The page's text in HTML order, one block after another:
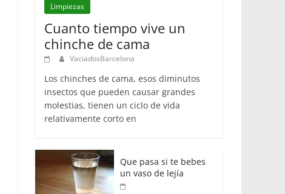
Limpiezas
Cuanto tiempo vive un
chinche de cama
VaciadosBarcelona
Los chinches de cama, esos diminutos
insectos que pueden causar grandes
molestias, tienen un ciclo de vida
relativamente corto en
Que pasa si te bebes
un vaso de lejía